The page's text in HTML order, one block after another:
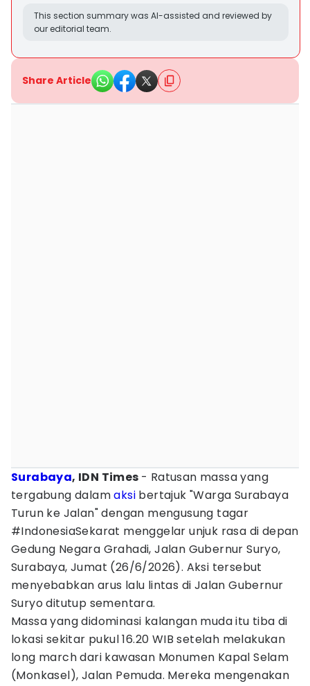
This section summary was AI-assisted and reviewed by
our editorial team.
Share Article
Surabaya, IDN Times - Ratusan massa yang
tergabung dalamaksi bertajuk "Warga Surabaya
Turun ke Jalan" dengan mengusung tagar
#IndonesiaSekarat menggelar unjuk rasa di depan
Gedung Negara Grahadi, Jalan Gubernur Suryo,
Surabaya, Jumat (26/6/2026). Aksi tersebut
menyebabkan arus lalu lintas di Jalan Gubernur
Suryo ditutup sementara.
Massa yang didominasi kalangan muda itu tiba di
lokasi sekitar pukul 16.20 WIB setelah melakukan
long march dari kawasan Monumen Kapal Selam
(Monkasel), Jalan Pemuda. Mereka mengenakan